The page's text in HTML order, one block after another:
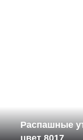
Распашные
цвет 8017